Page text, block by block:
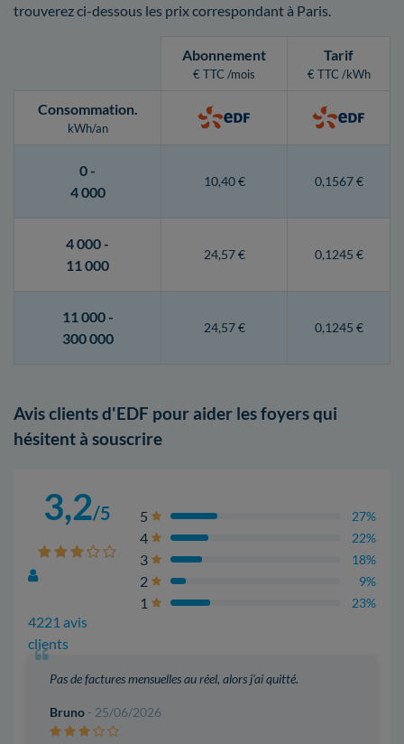
trouverez ci-dessous les prix correspondant à Paris.
Abonnement
€ TTC /mois
Tarif
€ TTC /kWh
Consommation.
kWh/an
0 -
4 000
10,40 € 0,1567 €
4 000 -
11 000
24,57 € 0,1245 €
11 000 -
300 000
24,57 € 0,1245 €
Avis clients d'EDF pour aider les foyers qui
hésitent à souscrire
3,2/5
4221 avis
clients
5 27%
4 22%
3 18%
2 9%
1 23%
Pas de factures mensuelles au réel, alors j'ai quitté.
Bruno - 25/06/2026